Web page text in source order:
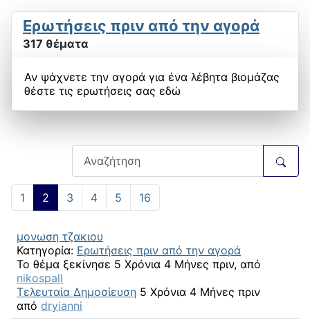
Ερωτήσεις πριν από την αγορά
317 θέματα
Αν ψάχνετε την αγορά για ένα λέβητα βιομάζας
θέστε τις ερωτήσεις σας εδώ
1 2 3 4 5 16
μονωση τζακιου
Κατηγορία: Ερωτήσεις πριν από την αγορά
Το θέμα ξεκίνησε 5 Χρόνια 4 Μήνες πριν, από
nikospall
Τελευταία Δημοσίευση 5 Χρόνια 4 Μήνες πριν
από dryianni